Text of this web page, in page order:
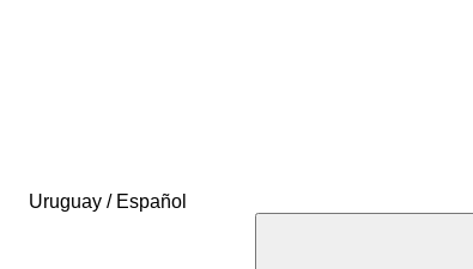
Uruguay / Español